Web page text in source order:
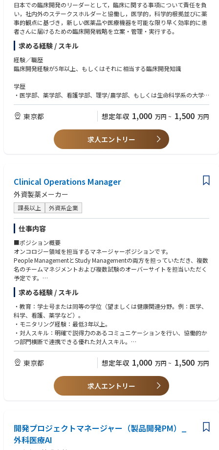
Indication experts
Translational clinicians
Phase II trialists
・Build and maintain relationships to obtain scientific input and support
trial success.
・Facilitate scientific discussions to ensure regional expertise contributes t
o:
Emerging science and innovation relevant to TA Inflammation
Proof-of-Concept (PoC) study design, including endpoint selection
Biomarker strategy
■Regulatory and Organizational Requirements
Operates within the requirements of global Standard Operating Procedu
res (SOPs) and working instructions.
■Job Complexity
・Direct multidisciplinary interaction
■Interfaces
Works with:
・Global matrix teams
・Regional BI counterparts
・External partners
Academic institutions
Investigators
■Also interfaces with:
・Regulatory authorities
・International societies
・Other relevant international stakeholders
 社内でダイナミックに働く能力
日本での臨床開発のリーダーとして，臨床に関する事項について責任を負
い，社内外のステークスホルダーと協働し，医学的，科学的根拠並びに薬
事的観点に基づき，新しい医薬品や医療機器を可能な限り早く効率的に患
者さんに届けるための臨床開発戦略を立案・管理・実行する。
求める経験 / スキル
経験／職歴
臨床開発経験が5年以上、もしくはそれに相当する臨床開発知識
学歴
・医学部、薬学部、看護学部、理学/農学部、もしくは生命科学系の大学
学部卒かそれ以上（修士、博士号保持者はなお可）
・医師、獣医師、薬剤師等、生命科学に関連する学位・免許取得者が望ま
しい
・担当領域における開発経験、もしくはそれに相当する臨床知識及び/又
東京都 想定年収 1,000 万円 ~ 1,500 万円
求人エントリー
Clinical Operations Manager
外資製薬メーカー
課長以上 外資系企業
仕事内容
■ポジション概要
オンコロジー領域を担当するマネージャーポジションです。
People ManagementとStudy Managementの両方を担っていただき、複数
名のチームマネジメントおよび複数試験のオーバーサイトを担当いただく
予定です。
また、開発戦略部門やメディカル部門など社内外の多くのステークホルダ
ーとの連携が発生し、グローバルチームとの協働機会も豊富なポジション
です。
求める経験 / スキル
・教育：学士号または同等の学位（望ましくは健康関連分野。例：医学、
科学、看護、薬学など）。
・モニタリング経験：最低3年以上。
・対人スキル：明確で説得力のあるコミュニケーションを行い、協働的か
つ部門横断で連携できる優れた対人スキル。
・柔軟性：変化する要件に柔軟に対応し、信頼できる関係およびパートナ
ーシップを構築・活用できる。
・チームプレーヤー：積極的で前向きなチームプレーヤーであることを示
・計画・組織力：強い計画力および組織力を有している。
・領域・フェーズ経験：複数の治療領域および試験フェーズにまたがる経
あり、個人・チームのパフォーマンス向上のために、透明性がありタイム
リーなフィードバックを提供できる。
・イノベーションとプロセス改善：イノベーションを推進し、継続的なプ
ロセス改善を行える。
東京都 想定年収 1,000 万円 ~ 1,500 万円
求人エントリー
開発プロジェクトマネージャー（製品開発PM）_
外科医療AI